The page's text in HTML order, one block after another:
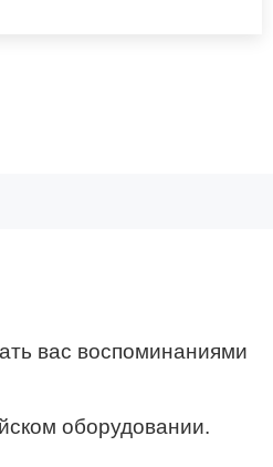
вас воспоминаниями
оборудовании.